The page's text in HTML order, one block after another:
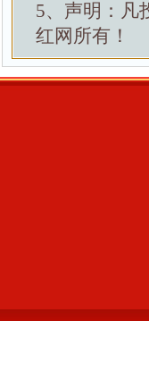
5、声明：凡
红网所有！